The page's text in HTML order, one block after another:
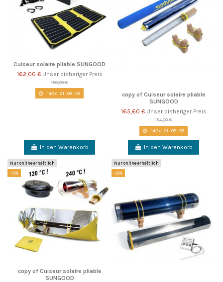
Cuiseur solaire pliable SUNGOOD
162,00 € Unser bisheriger Preis
180,00 €
142 d. 21 :08:52
In den Warenkorb
copy of Cuiseur solaire pliable
SUNGOOD
165,60 € Unser bisheriger Preis
184,00 €
142 d. 21 :08:52
In den Warenkorb
Nur online erhältlich
-10%
copy of Cuiseur solaire pliable
SUNGOOD
Nur online erhältlich
-10%